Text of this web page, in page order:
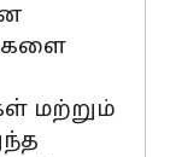
மற்றும்